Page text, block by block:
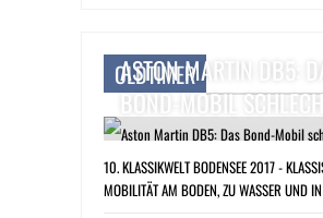
OLDTIMER
ASTON MARTIN DB5:
BOND-MOBIL
10. KLASSIKWELT BODENSEE 2017 -
MOBILITÄT AM BODEN, ZU WASSER UND